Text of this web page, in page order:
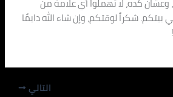
وعشان كده، لا تهملوا أي علامة من
شكراً لوقتكم، وإن شاء الله دايمًا
التالي